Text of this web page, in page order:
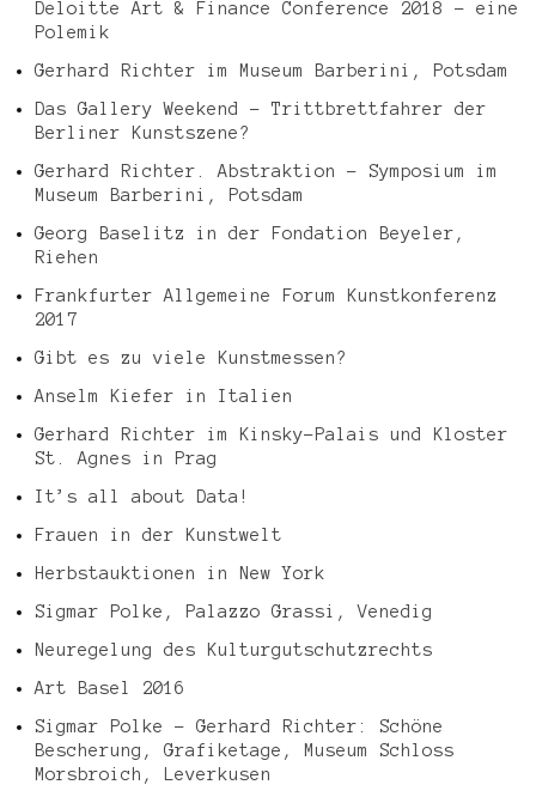
Deloitte Art & Finance Conference 2018 – eine
Polemik
Gerhard Richter im Museum Barberini, Potsdam
Das Gallery Weekend – Trittbrettfahrer der
Berliner Kunstszene?
Gerhard Richter. Abstraktion – Symposium im
Museum Barberini, Potsdam
Georg Baselitz in der Fondation Beyeler,
Riehen
Frankfurter Allgemeine Forum Kunstkonferenz
2017
Gibt es zu viele Kunstmessen?
Anselm Kiefer in Italien
Gerhard Richter im Kinsky-Palais und Kloster
St. Agnes in Prag
It’s all about Data!
Frauen in der Kunstwelt
Herbstauktionen in New York
Sigmar Polke, Palazzo Grassi, Venedig
Neuregelung des Kulturgutschutzrechts
Art Basel 2016
Sigmar Polke – Gerhard Richter: Schöne
Bescherung, Grafiketage, Museum Schloss
Morsbroich, Leverkusen